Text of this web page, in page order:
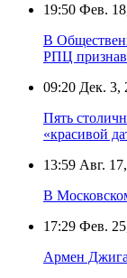
19:50 Фев.
В
РПЦ
09:20 Дек. 3,
Пять
«красивой
13:59 Авг.
В
17:29 Фев.
Армен